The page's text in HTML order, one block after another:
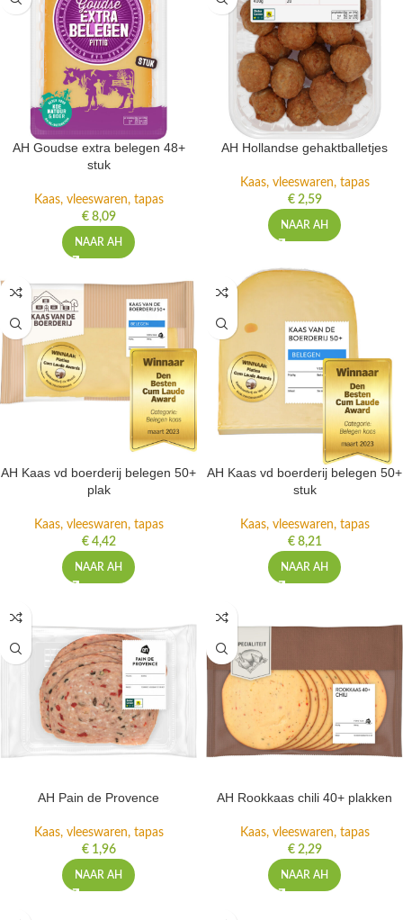
AH Goudse extra belegen 48+
stuk
Kaas, vleeswaren, tapas
€8,09
NAAR AH
AH Hollandse gehaktballetjes
Kaas, vleeswaren, tapas
€2,59
NAAR AH
AH Kaas vd boerderij belegen 50+
plak
Kaas, vleeswaren, tapas
€4,42
NAAR AH
AH Kaas vd boerderij belegen 50+
stuk
Kaas, vleeswaren, tapas
€8,21
NAAR AH
AH Pain de Provence
Kaas, vleeswaren, tapas
€1,96
NAAR AH
AH Rookkaas chili 40+ plakken
Kaas, vleeswaren, tapas
€2,29
NAAR AH